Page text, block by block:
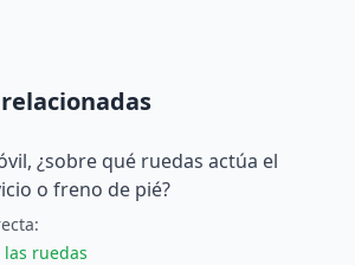
¿sobre qué ruedas actúa el
o freno de pié?
:
ruedas